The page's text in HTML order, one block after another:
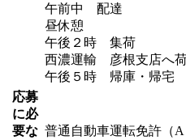
午前中 配達
昼休憩
午後２時 集荷
西濃運輸 彦根支店へ
午後５時 帰庫・帰宅
応募
に必
要な 普通自動車運転免許（A